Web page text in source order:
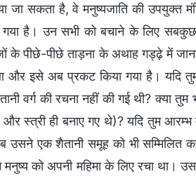
जा सकता है, वे मनुष्यजाति की उपयुक्त
है। उन सभी को बचाने के लिए सबकुछ
के पीछे-पीछे ताड़ना के अथाह गड्ढ़े में
और इसे अब प्रकट किया गया है। यदि
वर्ग की रचना नहीं की गई थी? क्या
और स्त्री ही बनाए गए थे)? यदि तुम
उसने एक शैतानी समूह को भी सम्मिलित
को अपनी महिमा के लिए रचा था।